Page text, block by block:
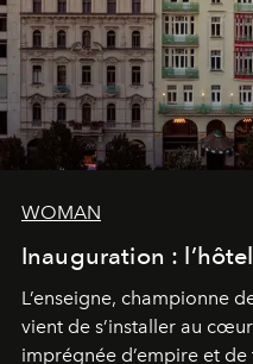
WOMAN
Inauguration :
L’enseigne, championne
vient de s’installer au
imprégnée d’empire et